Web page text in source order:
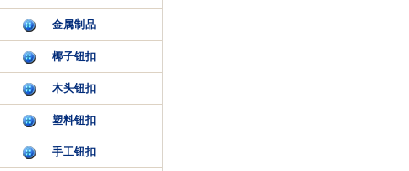
金属制品
椰子钮扣
木头钮扣
塑料钮扣
手工钮扣